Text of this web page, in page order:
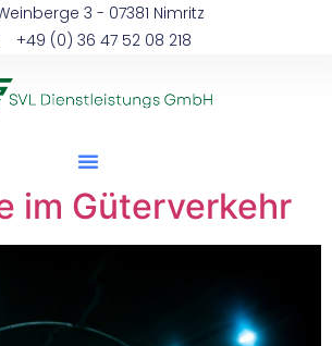
3 - 07381 Nimritz
+49 (0) 36 47 52 08 218
im Güterverkehr